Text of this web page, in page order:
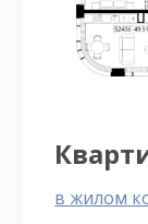
в жилом